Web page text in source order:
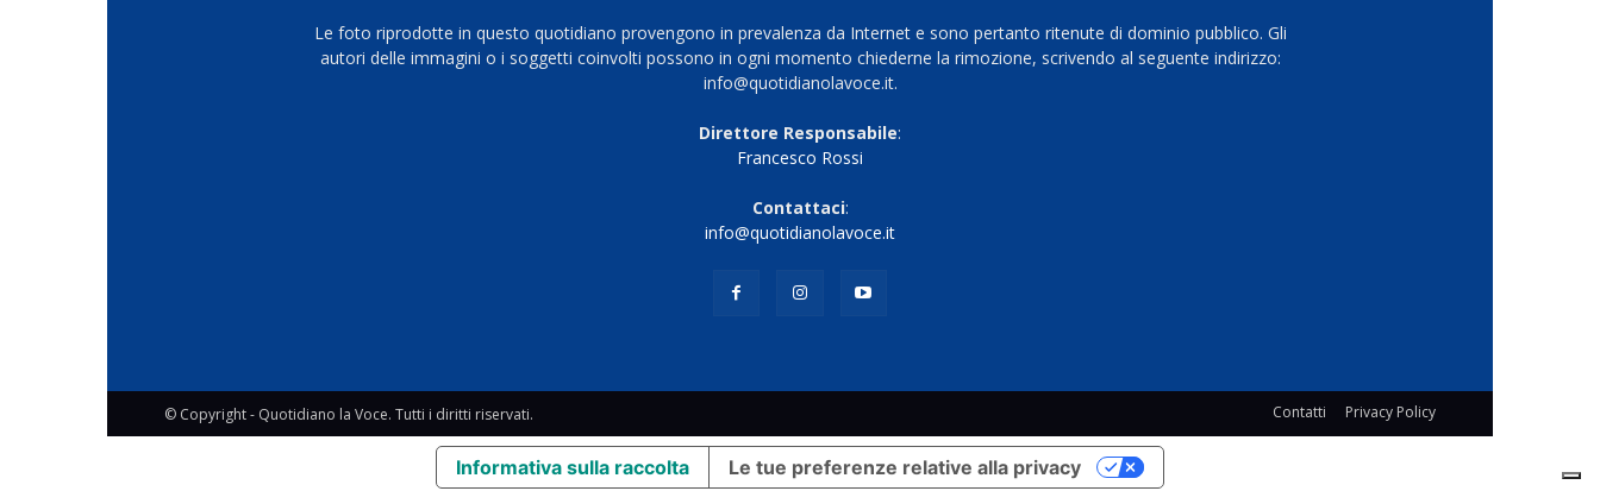
Le foto riprodotte in questo quotidiano provengono in prevalenza da Internet e sono pertanto ritenute di dominio pubblico. Gli
autori delle immagini o i soggetti coinvolti possono in ogni momento chiederne la rimozione, scrivendo al seguente indirizzo:
info@quotidianolavoce.it.
Direttore Responsabile:
Francesco Rossi
Contattaci:
info@quotidianolavoce.it
© Copyright - Quotidiano la Voce. Tutti i diritti riservati. Contatti Privacy Policy
Informativa sulla raccolta Le tue preferenze relative alla privacy